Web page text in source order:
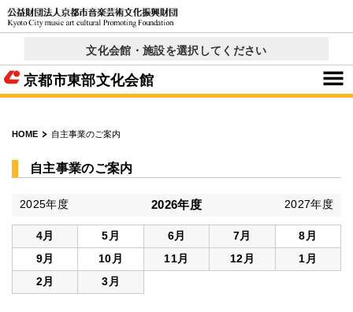
文化会館・施設を選択してください
京都コンサートホール
東部文化会館
呉竹文化センター
西文化会館ウエスティ
北文化会館
右京ふれあい文化会館
ロームシアター京都
京都市東部文化会館
HOME 自主事業のご案内
自主事業のご案内
2025年度 2026年度 2027年度
4月 5月 6月 7月
8月
9月
10月 11月 12月
1月
2月
3月